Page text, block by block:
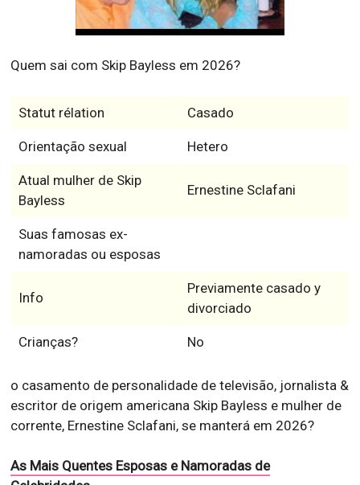
Quem sai com Skip Bayless em 2026?
Statut rélation Casado
Orientação sexual Hetero
Atual mulher de Skip
Bayless
Ernestine Sclafani
Suas famosas ex-
namoradas ou esposas
Info
Previamente casado y
divorciado
Crianças? No
o casamento de personalidade de televisão, jornalista &
escritor de origem americana Skip Bayless e mulher de
corrente, Ernestine Sclafani, se manterá em 2026?
As Mais Quentes Esposas e Namoradas de